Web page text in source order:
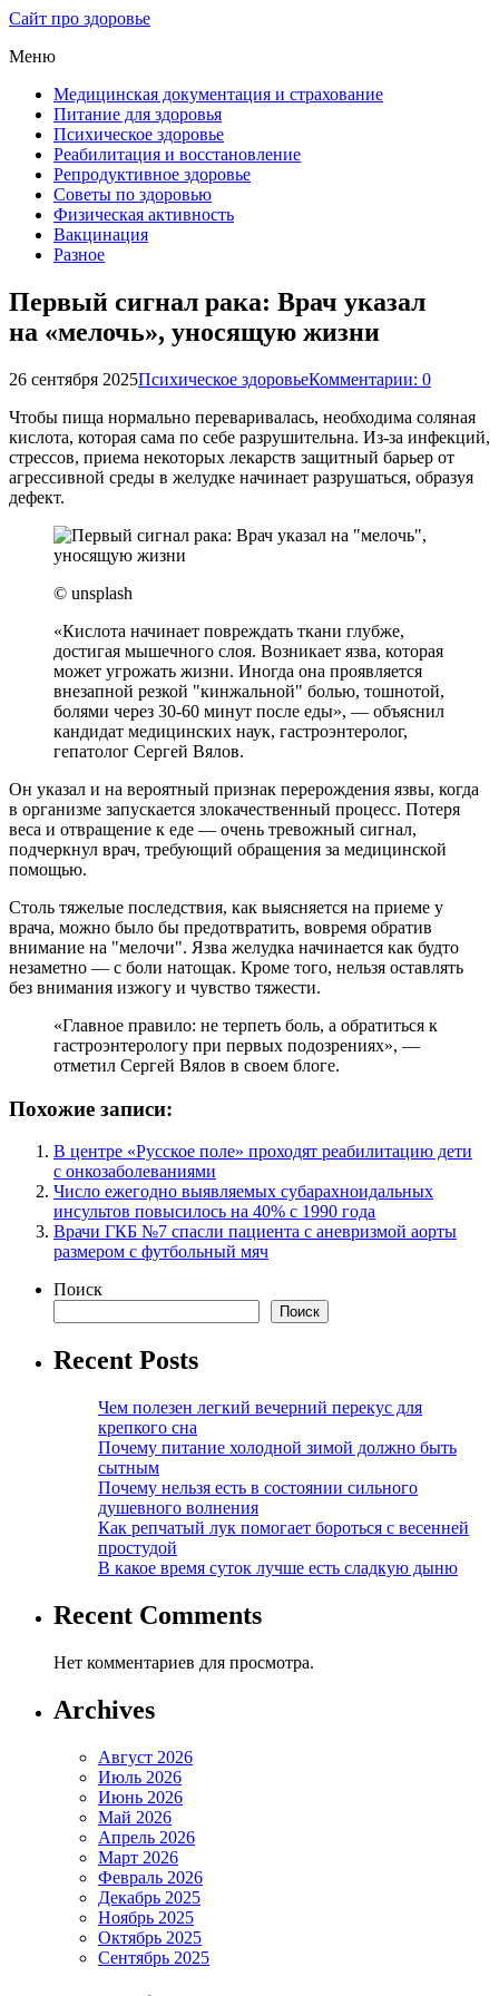
Сайт про здоровье
Меню
Медицинская документация и страхование
Питание для здоровья
Психическое здоровье
Реабилитация и восстановление
Репродуктивное здоровье
Советы по здоровью
Физическая активность
Вакцинация
Разное
Первый сигнал рака: Врач указал
на «мелочь», уносящую жизни
26 сентября 2025Психическое здоровьеКомментарии: 0
Чтобы пища нормально переваривалась, необходима соляная
кислота, которая сама по себе разрушительна. Из-за инфекций,
стрессов, приема некоторых лекарств защитный барьер от
агрессивной среды в желудке начинает разрушаться, образуя
дефект.
© unsplash
«Кислота начинает повреждать ткани глубже,
достигая мышечного слоя. Возникает язва, которая
может угрожать жизни. Иногда она проявляется
внезапной резкой "кинжальной" болью, тошнотой,
болями через 30-60 минут после еды», — объяснил
кандидат медицинских наук, гастроэнтеролог,
гепатолог Сергей Вялов.
Он указал и на вероятный признак перерождения язвы, когда
в организме запускается злокачественный процесс. Потеря
веса и отвращение к еде — очень тревожный сигнал,
подчеркнул врач, требующий обращения за медицинской
помощью.
Столь тяжелые последствия, как выясняется на приеме у
врача, можно было бы предотвратить, вовремя обратив
внимание на "мелочи". Язва желудка начинается как будто
незаметно — с боли натощак. Кроме того, нельзя оставлять
без внимания изжогу и чувство тяжести.
«Главное правило: не терпеть боль, а обратиться к
гастроэнтерологу при первых подозрениях», —
отметил Сергей Вялов в своем блоге.
Похожие записи:
В центре «Русское поле» проходят реабилитацию дети
с онкозаболеваниями
Число ежегодно выявляемых субарахноидальных
инсультов повысилось на 40% с 1990 года
Врачи ГКБ №7 спасли пациента с аневризмой аорты
размером с футбольный мяч
Поиск
Поиск
Recent Posts
Чем полезен легкий вечерний перекус для
крепкого сна
Почему питание холодной зимой должно быть
сытным
Почему нельзя есть в состоянии сильного
душевного волнения
Как репчатый лук помогает бороться с весенней
простудой
В какое время суток лучше есть сладкую дыню
Recent Comments
Нет комментариев для просмотра.
Archives
Август 2026
Июль 2026
Июнь 2026
Май 2026
Апрель 2026
Март 2026
Февраль 2026
Декабрь 2025
Ноябрь 2025
Октябрь 2025
Сентябрь 2025